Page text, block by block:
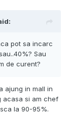
pot sa incarc
Sau
de curent?
ajung in mall in
acasa si am chef
la 90-95%.